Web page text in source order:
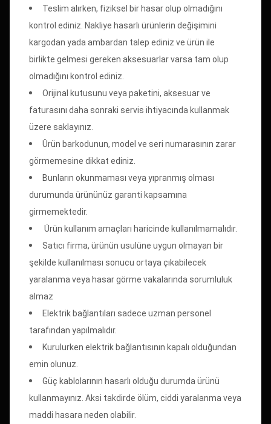
Teslim alırken, fiziksel bir hasar olup olmadığını
kontrol ediniz. Nakliye hasarlı ürünlerin değişimini
kargodan yada ambardan talep ediniz ve ürün ile
birlikte gelmesi gereken aksesuarlar varsa tam olup
olmadığını kontrol ediniz.
Orijinal kutusunu veya paketini, aksesuar ve
faturasını daha sonraki servis ihtiyacında kullanmak
üzere saklayınız.
Ürün barkodunun, model ve seri numarasının zarar
görmemesine dikkat ediniz.
Bunların okunmaması veya yıpranmış olması
durumunda ürününüz garanti kapsamına
girmemektedir.
Ürün kullanım amaçları haricinde kullanılmamalıdır.
Satıcı firma, ürünün usulüne uygun olmayan bir
şekilde kullanılması sonucu ortaya çıkabilecek
yaralanma veya hasar görme vakalarında sorumluluk
almaz
Elektrik bağlantıları sadece uzman personel
tarafından yapılmalıdır.
Kurulurken elektrik bağlantısının kapalı olduğundan
emin olunuz.
Güç kablolarının hasarlı olduğu durumda ürünü
kullanmayınız. Aksi takdirde ölüm, ciddi yaralanma veya
maddi hasara neden olabilir.